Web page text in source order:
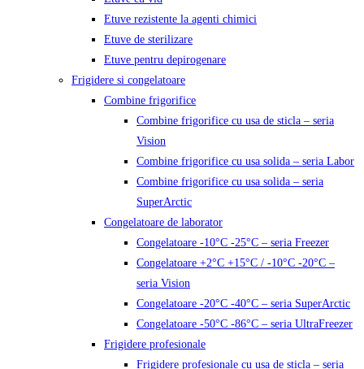
Etuve rezistente la agenti chimici
Etuve de sterilizare
Etuve pentru depirogenare
Frigidere si congelatoare
Combine frigorifice
Combine frigorifice cu usa de sticla – seria
Vision
Combine frigorifice cu usa solida – seria Labor
Combine frigorifice cu usa solida – seria
SuperArctic
Congelatoare de laborator
Congelatoare -10°C -25°C – seria Freezer
Congelatoare +2°C +15°C / -10°C -20°C –
seria Vision
Congelatoare -20°C -40°C – seria SuperArctic
Congelatoare -50°C -86°C – seria UltraFreezer
Frigidere profesionale
Frigidere profesionale cu usa de sticla – seria